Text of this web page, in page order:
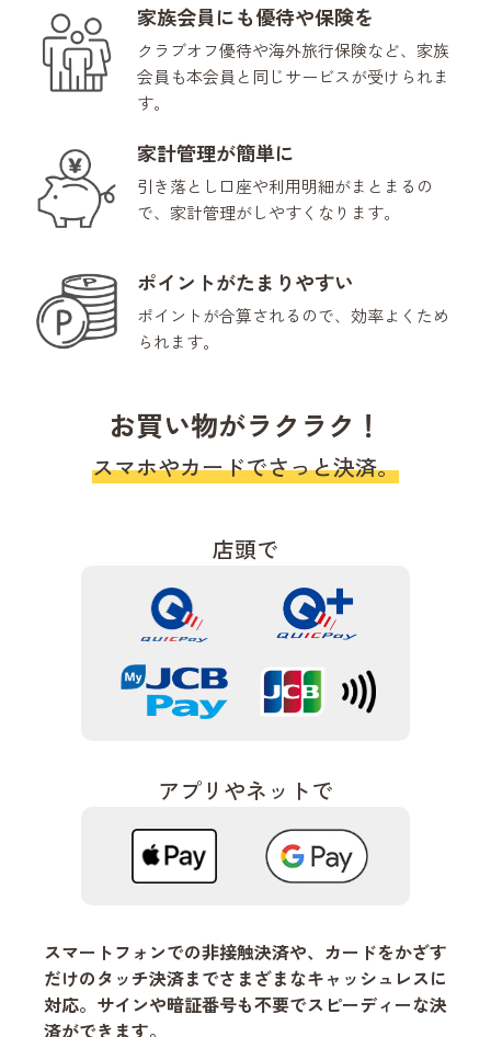
家族会員にも優待や保険を
クラブオフ優待や海外旅行保険など、家族
会員も本会員と同じサービスが受けられま
す。
家計管理が簡単に
引き落とし口座や利用明細がまとまるの
で、家計管理がしやすくなります。
ポイントがたまりやすい
ポイントが合算されるので、効率よくため
られます。
お買い物がラクラク！
スマホやカードでさっと決済。
店頭で
アプリやネットで
スマートフォンでの非接触決済や、カードをかざす
だけのタッチ決済までさまざまなキャッシュレスに
対応。サインや暗証番号も不要でスピーディーな決
済ができます。